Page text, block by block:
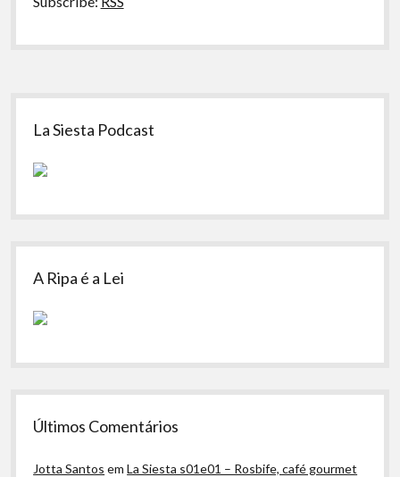
Sidebar
La Siesta Podcast
A Ripa é a Lei
Últimos Comentários
Jotta Santos emLa Siesta s01e01 – Rosbife, café gourmet